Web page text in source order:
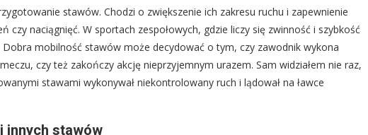
stawów. Chodzi o zwiększenie ich zakresu ruchu i zapewnienie
czy naciągnięć. W sportach zespołowych, gdzie liczy się zwinność i szybkość
mobilność stawów może decydować o tym, czy zawodnik wykona
czy też zakończy akcję nieprzyjemnym urazem. Sam widziałem nie raz,
stawami wykonywał niekontrolowany ruch i lądował na ławce
innych stawów